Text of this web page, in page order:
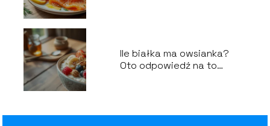
Ile białka ma owsianka?
Oto odpowiedź na to